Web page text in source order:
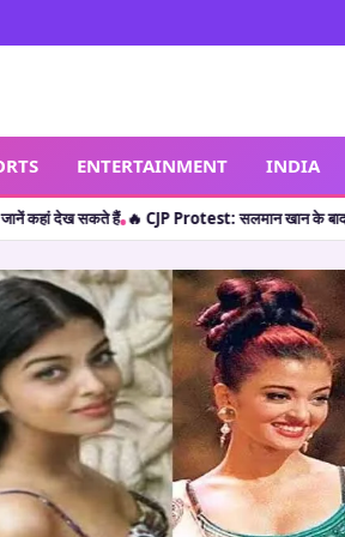
ENTERTAINMENT INDIA
खान ने छात्रों का किया सपोर्ट? जानें वायरल पोस्ट की